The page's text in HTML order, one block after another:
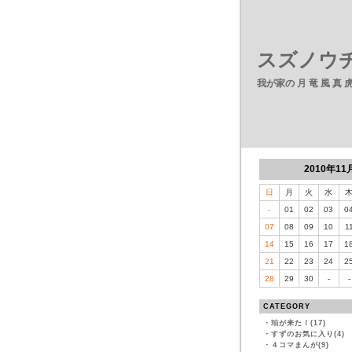
スズノウ
我が家の 月 竜 風 真
2010年11
日 月 火 水
木
-
01 02 03
07
08 09 10
14
15 16 17
21
22 23 24
28
29 30 - -
CATEGORY
・ 珀が来た！(17)
・ すずのお気に入り(4)
・ ４コマまんが(9)